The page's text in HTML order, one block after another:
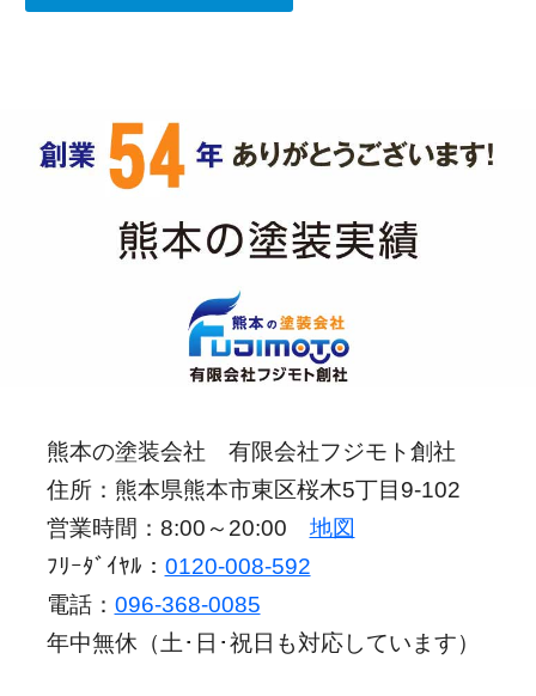
熊本の塗装会社 有限会社フジモト創社
住所：熊本県熊本市東区桜木5丁目9-102
営業時間：8:00～20:00 地図
ﾌﾘｰﾀﾞｲﾔﾙ： 0120-008-592
電話： 096-368-0085
年中無休（土･日･祝日も対応しています）